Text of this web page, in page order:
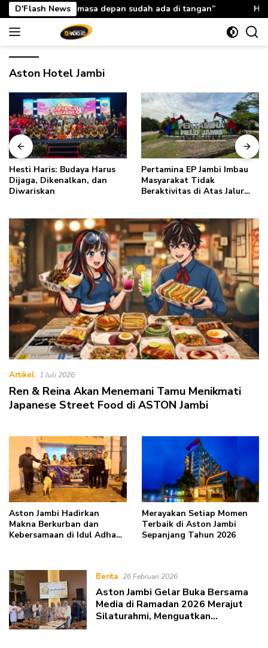
Langsung
ke
konten
D'Flash News
depan sudah ada di tangan” Hesti Haris: Rabu
Aston Hotel Jambi
Hesti Haris: Budaya Harus
Dijaga, Dikenalkan, dan
Diwariskan
Pertamina EP Jambi Imbau
Masyarakat Tidak
Beraktivitas di Atas Jalur
Artikel 1 Juli 2026
Ren & Reina Akan Menemani Tamu Menikmati
Japanese Street Food di ASTON Jambi
Aston Jambi Hadirkan
Makna Berkurban dan
Kebersamaan di Idul Adha
Merayakan Setiap Momen
Terbaik di Aston Jambi
Sepanjang Tahun 2026
Berita 26 Februari 2026
Aston Jambi Gelar Buka Bersama
Media di Ramadan 2026 Merajut
Silaturahmi, Menguatkan